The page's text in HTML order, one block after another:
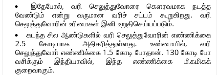
இதேபோல், வரி செலுத்துவோரை கௌரவமாக நடத்த
வேண்டும் என்று வருமான வரிச் சட்டம் கூறுகிறது. வரி
செலுத்துவோரின் உரிமைகள் இனி உறுதிசெய்யப்படும்.
கடந்த சில ஆண்டுகளில் வரி செலுத்துவோரின் எண்ணிக்கை
2.5 கோடியாக அதிகரித்துள்ளது. உண்மையில், வரி
செலுத்துவோா் எண்ணிக்கை 1.5 கோடி போதான். 130 கோடி போ
வசிக்கும் இந்தியாவில், இந்த எண்ணிக்கை மிகமிகக்
குறைவாகும்.